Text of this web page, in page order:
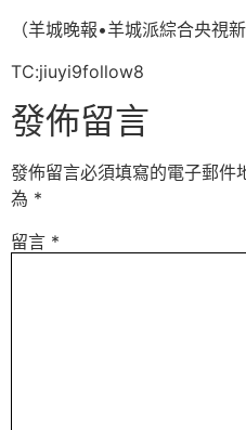
（羊城晚報•羊城派綜合央視
TC:jiuyi9follow8
發佈留言
發佈留言必須填寫的電子郵件
為 *
留言 *